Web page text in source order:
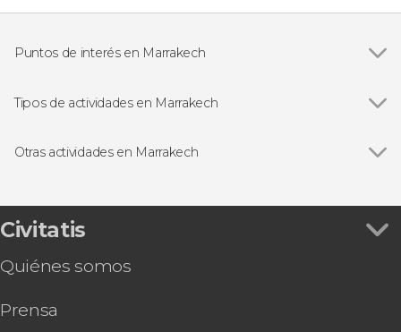
Puntos de interés en Marrakech
Desierto de Agafay
Cordillera del Atlas
Tipos de actividades en Marrakech
Excursiones de un día desde Marrakech
Gastronomía y enoturismo en Marrakech
Buggies en Marrakech
Otras actividades en Marrakech
Free tour por Marrakech
Baño o masaje en el hammam Click Riad & Spa
Paseo en globo por el norte de Marrakech
Paseo en camello por el palmeral
Civitatis
Quiénes somos
Prensa